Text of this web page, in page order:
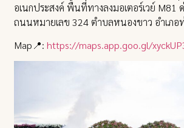
อเนกประสงค์ พื้นที่ทางลงมอเตอร์เวย์
ถนนหมายเลข 324 ตำบลหนองขาว อำเภอ
Map📍:https://maps.app.goo.gl/